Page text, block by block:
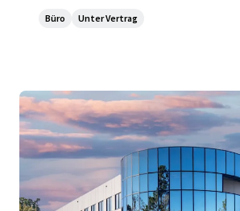
Büro Unter Vertrag